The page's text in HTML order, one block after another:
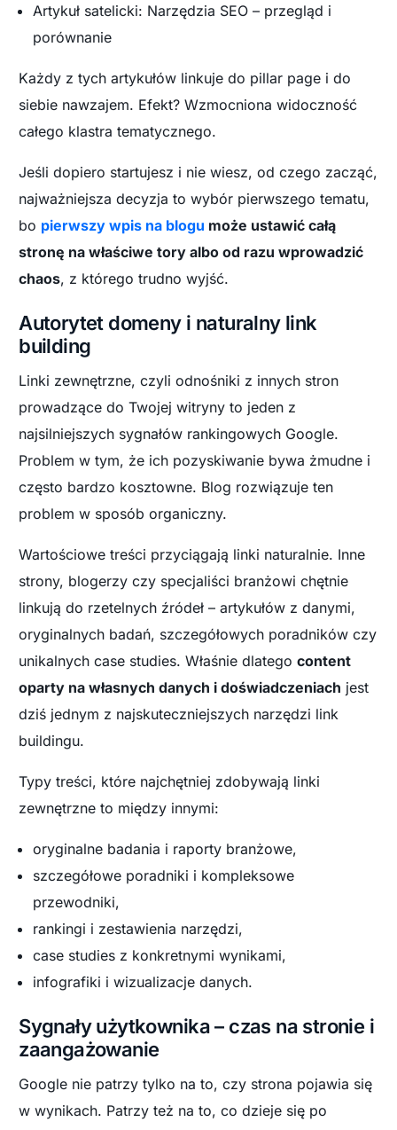
Artykuł satelicki: Narzędzia SEO – przegląd i
porównanie
Każdy z tych artykułów linkuje do pillar page i do
siebie nawzajem. Efekt? Wzmocniona widoczność
całego klastra tematycznego.
Jeśli dopiero startujesz i nie wiesz, od czego zacząć,
najważniejsza decyzja to wybór pierwszego tematu,
bo pierwszy wpis na blogu może ustawić całą
stronę na właściwe tory albo od razu wprowadzić
chaos, z którego trudno wyjść.
Autorytet domeny i naturalny link
building
Linki zewnętrzne, czyli odnośniki z innych stron
prowadzące do Twojej witryny to jeden z
najsilniejszych sygnałów rankingowych Google.
Problem w tym, że ich pozyskiwanie bywa żmudne i
często bardzo kosztowne. Blog rozwiązuje ten
problem w sposób organiczny.
Wartościowe treści przyciągają linki naturalnie. Inne
strony, blogerzy czy specjaliści branżowi chętnie
linkują do rzetelnych źródeł – artykułów z danymi,
oryginalnych badań, szczegółowych poradników czy
unikalnych case studies. Właśnie dlategocontent
oparty na własnych danych i doświadczeniach jest
dziś jednym z najskuteczniejszych narzędzi link
buildingu.
Typy treści, które najchętniej zdobywają linki
zewnętrzne to między innymi:
oryginalne badania i raporty branżowe,
szczegółowe poradniki i kompleksowe
przewodniki,
rankingi i zestawienia narzędzi,
case studies z konkretnymi wynikami,
infografiki i wizualizacje danych.
Sygnały użytkownika – czas na stronie i
zaangażowanie
Google nie patrzy tylko na to, czy strona pojawia się
w wynikach. Patrzy też na to, co dzieje się po